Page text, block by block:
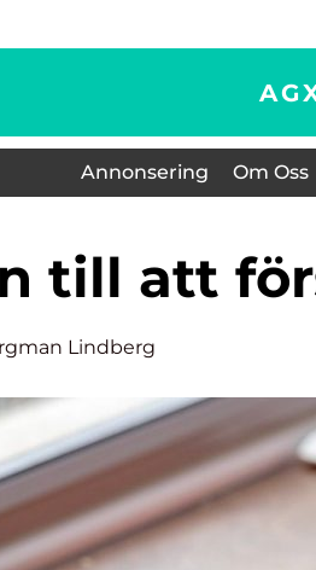
Annonsering Om Oss
till att
Lindberg